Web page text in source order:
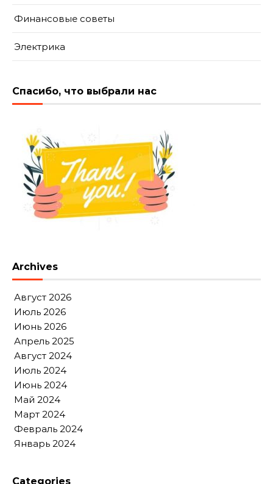
Финансовые советы
Электрика
Спасибо, что выбрали нас
Archives
Август 2026
Июль 2026
Июнь 2026
Апрель 2025
Август 2024
Июль 2024
Июнь 2024
Май 2024
Март 2024
Февраль 2024
Январь 2024
Categories